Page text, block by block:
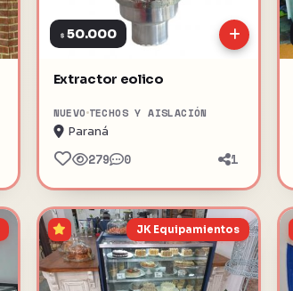
$ 50.000
Extractor eolico
NUEVO TECHOS Y AISLACIÓN
Paraná
279 0 1
JK Equipamientos